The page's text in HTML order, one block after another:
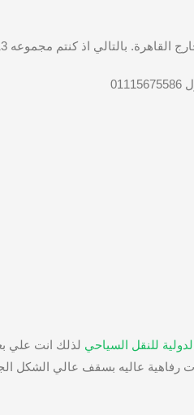
2020 و 2021 لاستئجار هايس تكفي 13 راكب او اقل . باص ذات